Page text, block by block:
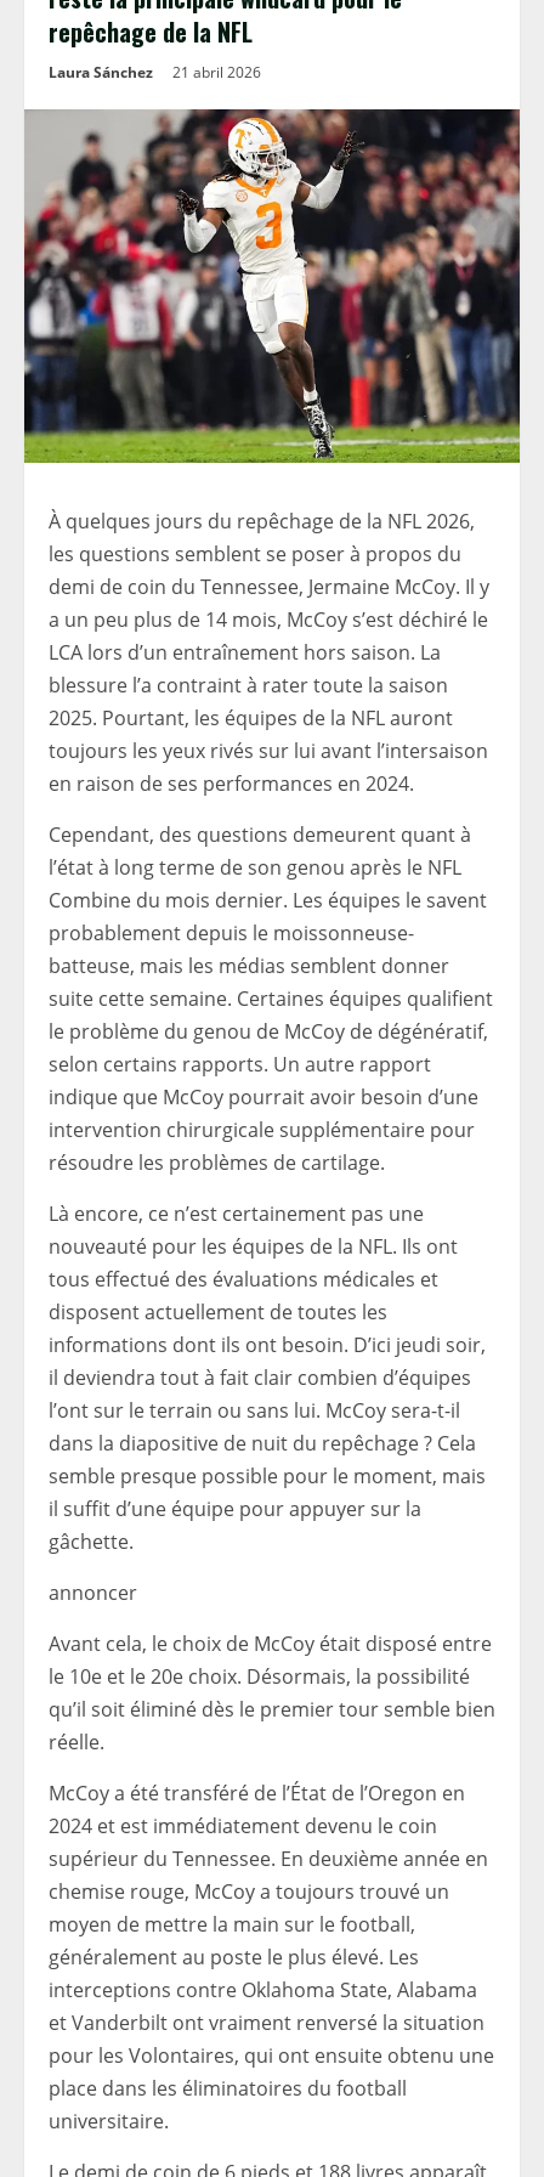
repêchage de la NFL
Laura Sánchez 21 abril 2026
À quelques jours du repêchage de la NFL 2026,
les questions semblent se poser à propos du
demi de coin du Tennessee, Jermaine McCoy. Il y
a un peu plus de 14 mois, McCoy s’est déchiré le
LCA lors d’un entraînement hors saison. La
blessure l’a contraint à rater toute la saison
2025. Pourtant, les équipes de la NFL auront
toujours les yeux rivés sur lui avant l’intersaison
en raison de ses performances en 2024.
Cependant, des questions demeurent quant à
l’état à long terme de son genou après le NFL
Combine du mois dernier. Les équipes le savent
probablement depuis le moissonneuse-
batteuse, mais les médias semblent donner
suite cette semaine. Certaines équipes qualifient
le problème du genou de McCoy de dégénératif,
selon certains rapports. Un autre rapport
indique que McCoy pourrait avoir besoin d’une
intervention chirurgicale supplémentaire pour
résoudre les problèmes de cartilage.
Là encore, ce n’est certainement pas une
nouveauté pour les équipes de la NFL. Ils ont
tous effectué des évaluations médicales et
disposent actuellement de toutes les
informations dont ils ont besoin. D’ici jeudi soir,
il deviendra tout à fait clair combien d’équipes
l’ont sur le terrain ou sans lui. McCoy sera-t-il
dans la diapositive de nuit du repêchage ? Cela
semble presque possible pour le moment, mais
il suffit d’une équipe pour appuyer sur la
gâchette.
annoncer
Avant cela, le choix de McCoy était disposé entre
le 10e et le 20e choix. Désormais, la possibilité
qu’il soit éliminé dès le premier tour semble bien
réelle.
McCoy a été transféré de l’État de l’Oregon en
2024 et est immédiatement devenu le coin
supérieur du Tennessee. En deuxième année en
chemise rouge, McCoy a toujours trouvé un
moyen de mettre la main sur le football,
généralement au poste le plus élevé. Les
interceptions contre Oklahoma State, Alabama
et Vanderbilt ont vraiment renversé la situation
pour les Volontaires, qui ont ensuite obtenu une
place dans les éliminatoires du football
universitaire.